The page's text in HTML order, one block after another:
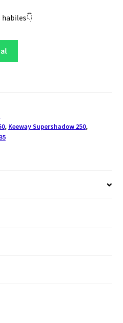
habiles👇
, Keeway Supershadow 250,